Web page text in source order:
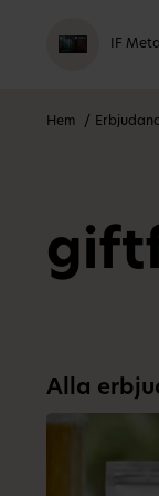
IF
Hem
Alla